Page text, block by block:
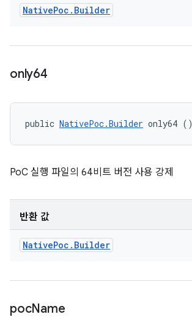
NativePoc . Builder
only64
public NativePoc.Builder only64 ()
PoC 실행 파일의 64비트 버전 사용 강제
반환 값
NativePoc . Builder
pocName